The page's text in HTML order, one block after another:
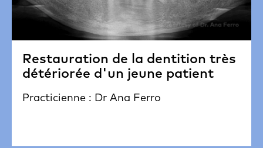
Restauration de la dentition très
détériorée d'un jeune patient
Practicienne : Dr Ana Ferro